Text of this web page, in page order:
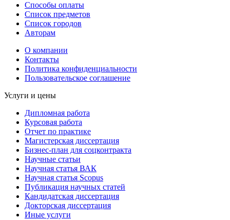
Способы оплаты
Список предметов
Список городов
Авторам
О компании
Контакты
Политика конфиденциальности
Пользовательское соглашение
Услуги и цены
Дипломная работа
Курсовая работа
Отчет по практике
Магистерская диссертация
Бизнес-план для соцконтракта
Научные статьи
Научная статья ВАК
Научная статья Scopus
Публикация научных статей
Кандидатская диссертация
Докторская диссертация
Иные услуги